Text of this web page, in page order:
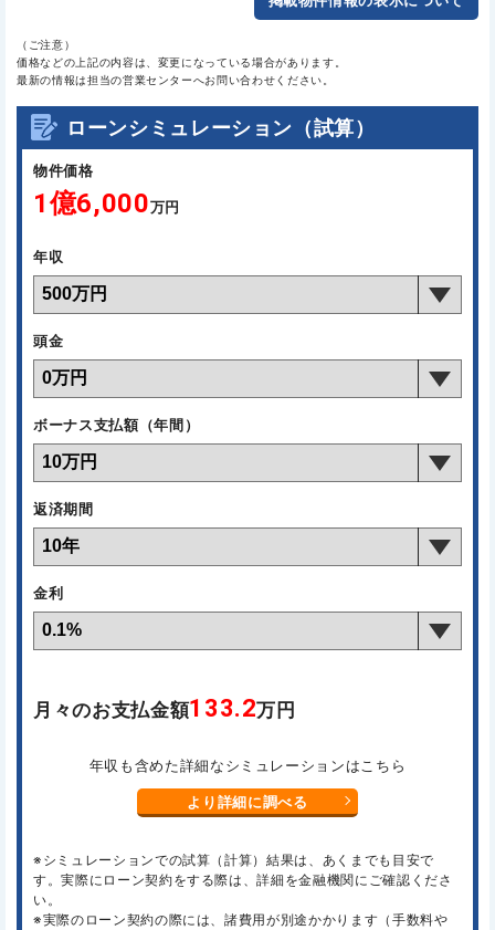
（ご注意）
価格などの上記の内容は、変更になっている場合があります。
最新の情報は担当の営業センターへお問い合わせください。
ローンシミュレーション（試算）
物件価格
1億6,000万円
年収
頭金
ボーナス支払額（年間）
返済期間
金利
月々のお支払金額133.2万円
年収も含めた詳細なシミュレーションはこちら
より詳細に調べる
※シミュレーションでの試算（計算）結果は、あくまでも目安で
す。実際にローン契約をする際は、詳細を金融機関にご確認くださ
い。
※実際のローン契約の際には、諸費用が別途かかります（手数料や